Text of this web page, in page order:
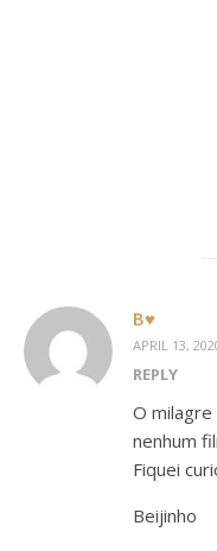
B♥
APRIL 13,
REPLY
O
nenhum
Fiquei
Beijinho